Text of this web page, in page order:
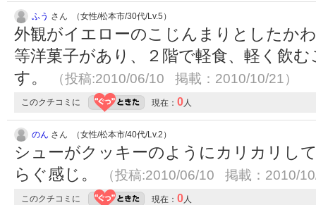
ふう さん （女性/松本市/30代/Lv.5）
外観がイエローのこじんまりとしたか
等洋菓子があり、２階で軽食、軽く飲
す。
（投稿:2010/06/10 掲載：2010/10/21）
このクチコミに 現在： 0人
のん さん （女性/松本市/40代/Lv.2）
シューがクッキーのようにカリカリし
らぐ感じ。
（投稿:2010/06/10 掲載：2010/
このクチコミに 現在： 0人